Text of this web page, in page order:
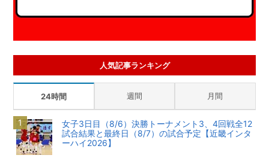
人気記事ランキング
24時間 週間 月間
女子3日目（8/6）決勝トーナメント3、4回戦全12
試合結果と最終日（8/7）の試合予定【近畿インタ
ーハイ2026】